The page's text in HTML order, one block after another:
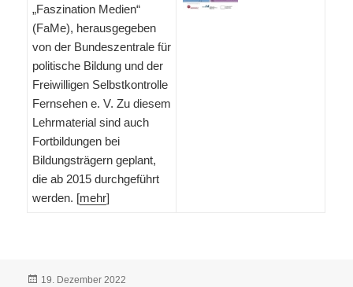
„Faszination Medien“
(FaMe), herausgegeben
von der Bundeszentrale für
politische Bildung und der
Freiwilligen Selbstkontrolle
Fernsehen e. V. Zu diesem
Lehrmaterial sind auch
Fortbildungen bei
Bildungsträgern geplant,
die ab 2015 durchgeführt
werden. [mehr]
Veröffentlicht
19. Dezember 2022